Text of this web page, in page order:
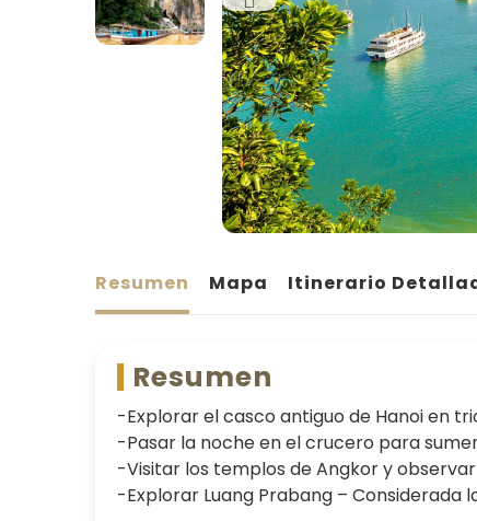
Resumen Mapa Itinerario
Resumen
-Explorar el casco antiguo de Hanoi en
-Pasar la noche en el crucero para
-Visitar los templos de Angkor y
-Explorar Luang Prabang – Considerada